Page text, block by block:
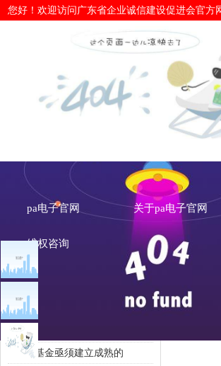
您好！欢迎访问广东省企业诚信建设促进会官
多措并举，黄埔区持
pa电子官网 关于pa电子官网
维权咨询
文章点击排行
重大突发公共卫生事件一
2020广东省守合同重信用企
私募基金亟须建立成熟的
诚信广